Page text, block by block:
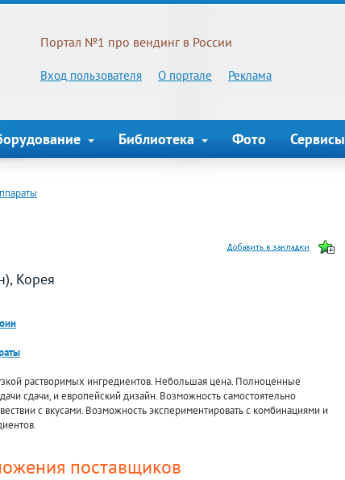
Портал №1 про вендинг в России
Вход пользователя О портале Реклама
Библиотека Фото Сервисы
Корея
растворимых ингредиентов. Небольшая цена. Полноценные
сдачи, и европейский дизайн. Возможность самостоятельно
с вкусами. Возможность экспериментировать с комбинациями и
поставщиков